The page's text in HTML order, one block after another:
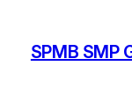
SPMB SMP